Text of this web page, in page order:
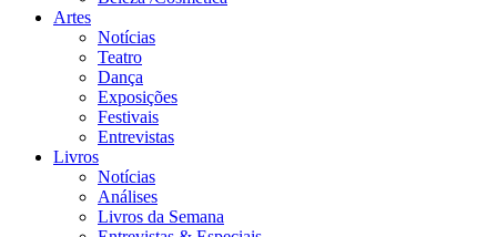
Artes
Notícias
Teatro
Dança
Exposições
Festivais
Entrevistas
Livros
Notícias
Análises
Livros da Semana